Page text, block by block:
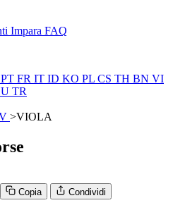
Impara FAQ
PT FR IT ID KO PL CS TH BN VI
TR
>VIOLA
Copia Condividi